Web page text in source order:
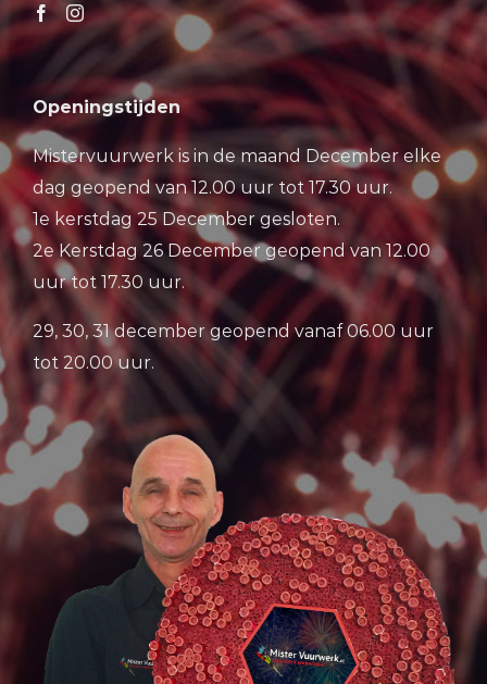
Openingstijden
Mistervuurwerk is in de maand December elke
dag geopend van 12.00 uur tot 17.30 uur.
1e kerstdag 25 December gesloten.
2e Kerstdag 26 December geopend van 12.00
uur tot 17.30 uur.
29, 30, 31 december geopend vanaf 06.00 uur
tot 20.00 uur.